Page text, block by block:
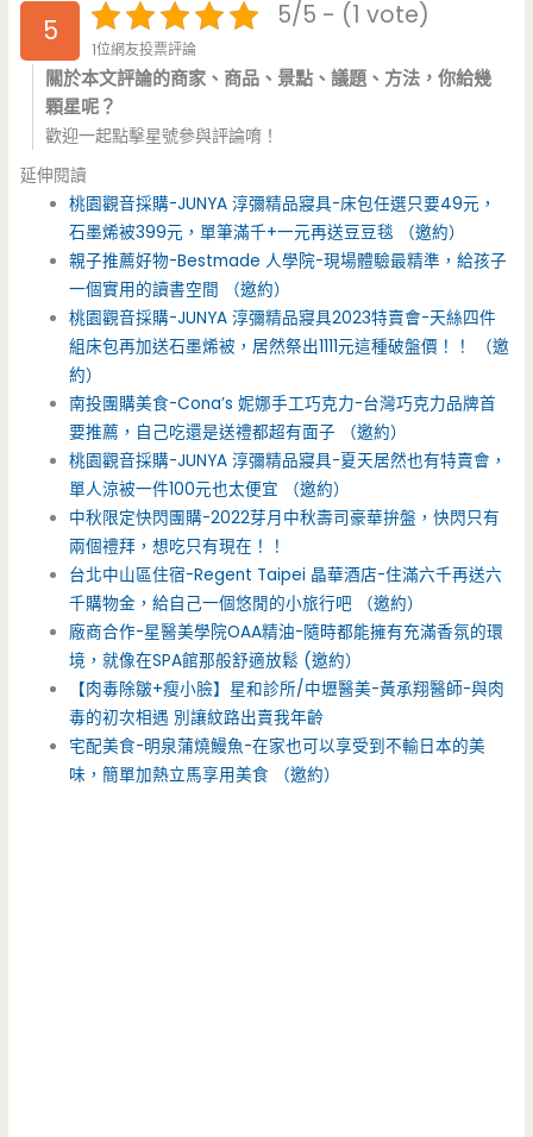
5 5/5 - (1 vote)
1位網友投票評論
關於本文評論的商家、商品、景點、議題、方法，你給幾
顆星呢？
歡迎一起點擊星號參與評論唷！
延伸閱讀
桃園觀音採購-JUNYA 淳彌精品寢具-床包任選只要49元，
石墨烯被399元，單筆滿千+一元再送豆豆毯 （邀約）
親子推薦好物-Bestmade 人學院-現場體驗最精準，給孩子
一個實用的讀書空間 （邀約）
桃園觀音採購-JUNYA 淳彌精品寢具2023特賣會-天絲四件
組床包再加送石墨烯被，居然祭出1111元這種破盤價！！ （邀
約）
南投團購美食-Cona’s 妮娜手工巧克力-台灣巧克力品牌首
要推薦，自己吃還是送禮都超有面子 （邀約）
桃園觀音採購-JUNYA 淳彌精品寢具-夏天居然也有特賣會，
單人涼被一件100元也太便宜 （邀約）
中秋限定快閃團購-2022芽月中秋壽司豪華拚盤，快閃只有
兩個禮拜，想吃只有現在！！
台北中山區住宿-Regent Taipei 晶華酒店-住滿六千再送六
千購物金，給自己一個悠閒的小旅行吧 （邀約）
廠商合作-星醫美學院OAA精油-隨時都能擁有充滿香氛的環
境，就像在SPA館那般舒適放鬆 (邀約）
【肉毒除皺+瘦小臉】星和診所/中壢醫美-黃承翔醫師-與肉
毒的初次相遇 別讓紋路出賣我年齡
宅配美食-明泉蒲燒鰻魚-在家也可以享受到不輸日本的美
味，簡單加熱立馬享用美食 （邀約）